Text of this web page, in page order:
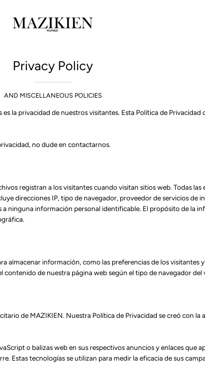
Privacy Policy
AND MISCELLANEOUS POLICIES
la privacidad de nuestros visitantes. Esta Política de
no dude en contactarnos.
registran a los visitantes cuando visitan sitios web. Todas
direcciones IP, tipo de navegador, proveedor de servicios de
ninguna información personal identificable. El propósito de la
almacenar información, como las preferencias de los visitantes
de nuestra página web según el tipo de navegador
de MAZIKIEN. Nuestra Política de Privacidad se creó con la
o balizas web en sus respectivos anuncios y enlaces que
Estas tecnologías se utilizan para medir la eficacia de sus